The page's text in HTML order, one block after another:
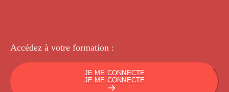
Accédez à votre formation :
JE ME CONNECTE
JE ME CONNECTE